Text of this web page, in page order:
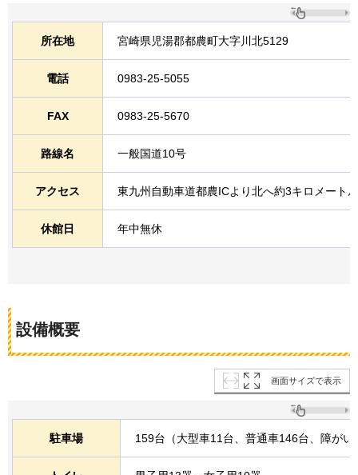
所在地 宮崎県児湯郡都農町大字川北5129
電話 0983-25-5055
FAX 0983-25-5670
路線名 一般国道10号
アクセス 東九州自動車道都農ICより北へ約3キロメート
休館日 年中無休
設備概要
画面サイズで表示
駐車場 159台（大型車11台、普通車146台、障がい